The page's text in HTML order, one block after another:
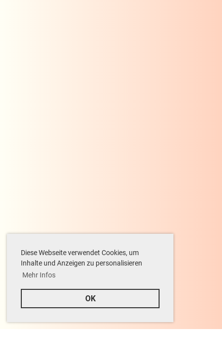
Diese Webseite verwendet Cookies, um
Inhalte und Anzeigen zu personalisieren
Mehr Infos
OK